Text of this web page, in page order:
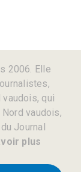
2006. Elle
qui
vaudois,
Journal
plus